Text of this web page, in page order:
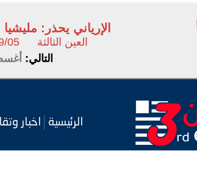
الإرياني يحذر:
العين الثالثة 05
التالي: